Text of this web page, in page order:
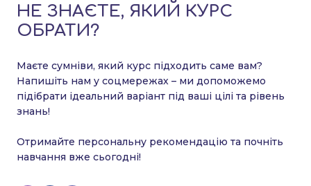
НЕ ЗНАЄТЕ, ЯКИЙ КУРС
ОБРАТИ?
Маєте сумніви, який курс підходить саме вам?
Напишіть нам у соцмережах – ми допоможемо
підібрати ідеальний варіант під ваші цілі та рівень
знань!
Отримайте персональну рекомендацію та почніть
навчання вже сьогодні!